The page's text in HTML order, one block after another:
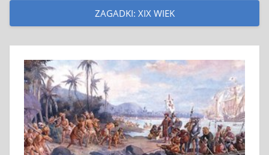
ZAGADKI: XIX WIEK